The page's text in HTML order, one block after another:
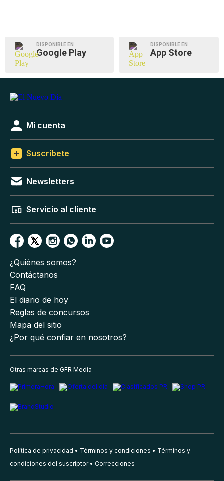
DISPONIBLE EN
Google Play
DISPONIBLE EN
App Store
Mi cuenta
Suscríbete
Newsletters
Servicio al cliente
¿Quiénes somos?
Contáctanos
FAQ
El diario de hoy
Reglas de concursos
Mapa del sitio
¿Por qué confiar en nosotros?
Otras marcas de GFR Media
Política de privacidad Términos y condiciones
Términos y
condiciones del suscriptor
Correcciones